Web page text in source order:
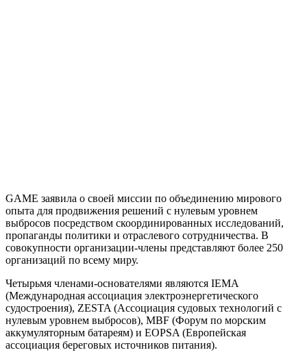
GAME заявила о своей миссии по объединению мирового
опыта для продвижения решений с нулевым уровнем
выбросов посредством скоординированных исследований,
пропаганды политики и отраслевого сотрудничества. В
совокупности организации-члены представляют более 250
организаций по всему миру.
Четырьмя членами-основателями являются IEMA
(Международная ассоциация электроэнергетического
судостроения), ZESTA (Ассоциация судовых технологий с
нулевым уровнем выбросов), MBF (Форум по морским
аккумуляторным батареям) и EOPSA (Европейская
ассоциация береговых источников питания).